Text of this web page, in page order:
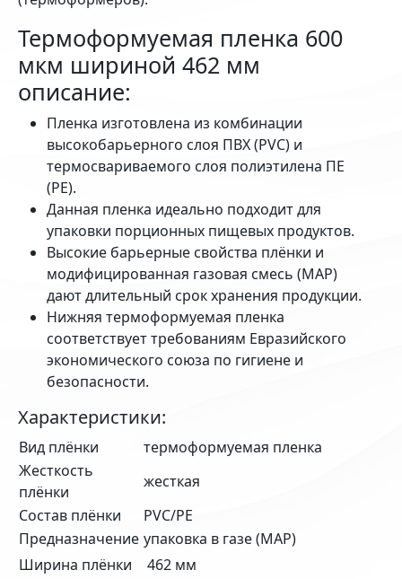
Термоформуемая пленка 600
мкм шириной 462 мм
описание:
Пленка изготовлена из комбинации
высокобарьерного слоя ПВХ (PVC) и
термосвариваемого слоя полиэтилена ПЕ
(РЕ).
Данная пленка идеально подходит для
упаковки порционных пищевых продуктов.
Высокие барьерные свойства плёнки и
модифицированная газовая смесь (MAP)
дают длительный срок хранения продукции.
Нижняя термоформуемая пленка
соответствует требованиям Евразийского
экономического союза по гигиене и
безопасности.
Характеристики:
Вид плёнки
термоформуемая пленка
Жесткость
плёнки
жесткая
Состав плёнки
PVC/PE
Предназначение упаковка в газе (MAP)
Ширина плёнки
462 мм